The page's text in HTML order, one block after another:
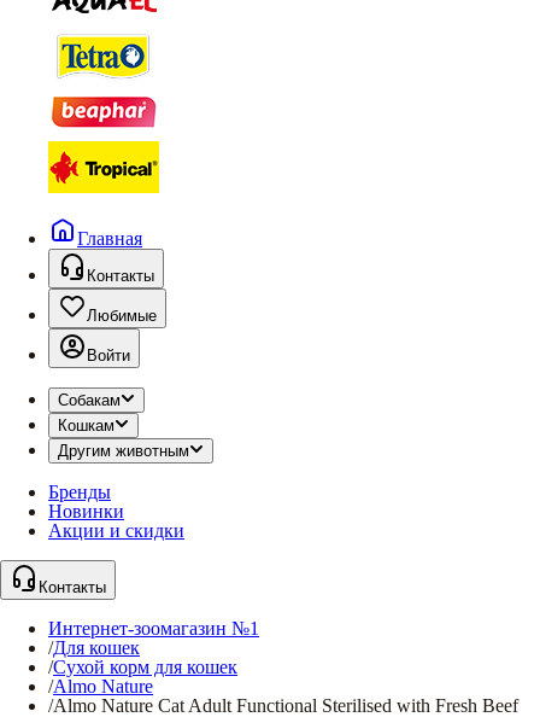
Главная
Контакты
Любимые
Войти
Собакам
Кошкам
Другим животным
Бренды
Новинки
Акции и скидки
Контакты
Интернет-зоомагазин №1
/Для кошек
/Сухой корм для кошек
/Almo Nature
/Almo Nature Cat Adult Functional Sterilised with Fresh Beef